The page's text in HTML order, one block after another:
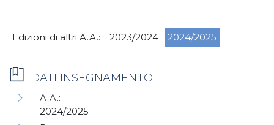
Edizioni di altri A.A.: 2023/2024 2024/2025
DATI INSEGNAMENTO
A.A.:
2024/2025